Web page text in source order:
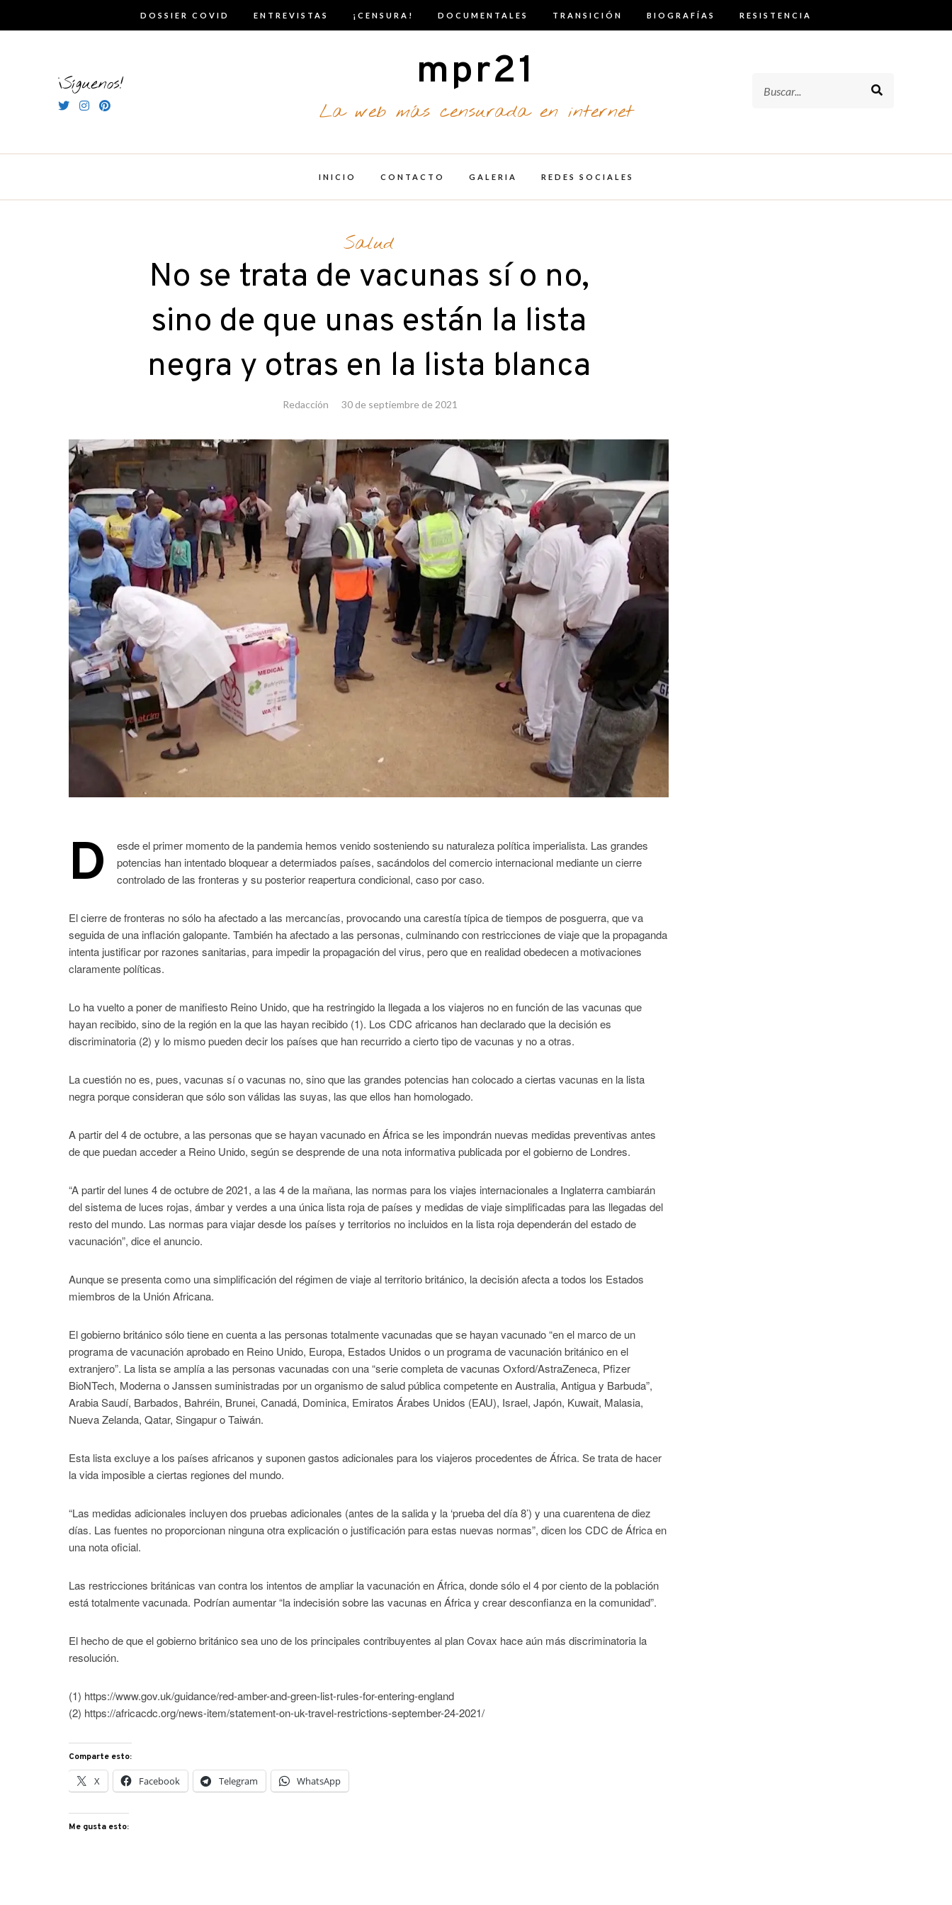
DOSSIER COVID ENTREVISTAS ¡CENSURA! DOCUMENTALES TRANSICIÓN BIOGRAFÍAS RESISTENCIA
¡Síguenos! mpr21
La web más censurada en internet
INICIO CONTACTO GALERIA REDES SOCIALES
Salud
No se trata de vacunas sí o no,
sino de que unas están la lista
negra y otras en la lista blanca
Redacción 30 de septiembre de 2021
D
esde el primer momento de la pandemia hemos venido sosteniendo su naturaleza política imperialista. Las grandes
potencias han intentado bloquear a determiados países, sacándolos del comercio internacional mediante un cierre
controlado de las fronteras y su posterior reapertura condicional, caso por caso.
El cierre de fronteras no sólo ha afectado a las mercancías, provocando una carestía típica de tiempos de posguerra, que va
seguida de una inflación galopante. También ha afectado a las personas, culminando con restricciones de viaje que la propaganda
intenta justificar por razones sanitarias, para impedir la propagación del virus, pero que en realidad obedecen a motivaciones
claramente políticas.
Lo ha vuelto a poner de manifiesto Reino Unido, que ha restringido la llegada a los viajeros no en función de las vacunas que
hayan recibido, sino de la región en la que las hayan recibido (1). Los CDC africanos han declarado que la decisión es
discriminatoria (2) y lo mismo pueden decir los países que han recurrido a cierto tipo de vacunas y no a otras.
La cuestión no es, pues, vacunas sí o vacunas no, sino que las grandes potencias han colocado a ciertas vacunas en la lista
negra porque consideran que sólo son válidas las suyas, las que ellos han homologado.
A partir del 4 de octubre, a las personas que se hayan vacunado en África se les impondrán nuevas medidas preventivas antes
de que puedan acceder a Reino Unido, según se desprende de una nota informativa publicada por el gobierno de Londres.
“A partir del lunes 4 de octubre de 2021, a las 4 de la mañana, las normas para los viajes internacionales a Inglaterra cambiarán
del sistema de luces rojas, ámbar y verdes a una única lista roja de países y medidas de viaje simplificadas para las llegadas del
resto del mundo. Las normas para viajar desde los países y territorios no incluidos en la lista roja dependerán del estado de
vacunación”, dice el anuncio.
Aunque se presenta como una simplificación del régimen de viaje al territorio británico, la decisión afecta a todos los Estados
miembros de la Unión Africana.
El gobierno británico sólo tiene en cuenta a las personas totalmente vacunadas que se hayan vacunado “en el marco de un
programa de vacunación aprobado en Reino Unido, Europa, Estados Unidos o un programa de vacunación británico en el
extranjero”. La lista se amplía a las personas vacunadas con una “serie completa de vacunas Oxford/AstraZeneca, Pfizer
BioNTech, Moderna o Janssen suministradas por un organismo de salud pública competente en Australia, Antigua y Barbuda”,
Arabia Saudí, Barbados, Bahréin, Brunei, Canadá, Dominica, Emiratos Árabes Unidos (EAU), Israel, Japón, Kuwait, Malasia,
Nueva Zelanda, Qatar, Singapur o Taiwán.
Esta lista excluye a los países africanos y suponen gastos adicionales para los viajeros procedentes de África. Se trata de hacer
la vida imposible a ciertas regiones del mundo.
“Las medidas adicionales incluyen dos pruebas adicionales (antes de la salida y la ‘prueba del día 8’) y una cuarentena de diez
días. Las fuentes no proporcionan ninguna otra explicación o justificación para estas nuevas normas”, dicen los CDC de África en
una nota oficial.
Las restricciones británicas van contra los intentos de ampliar la vacunación en África, donde sólo el 4 por ciento de la población
está totalmente vacunada. Podrían aumentar “la indecisión sobre las vacunas en África y crear desconfianza en la comunidad”.
El hecho de que el gobierno británico sea uno de los principales contribuyentes al plan Covax hace aún más discriminatoria la
resolución.
(1) https://www.gov.uk/guidance/red-amber-and-green-list-rules-for-entering-england
(2) https://africacdc.org/news-item/statement-on-uk-travel-restrictions-september-24-2021/
Comparte esto:
X Facebook Telegram WhatsApp
Me gusta esto: